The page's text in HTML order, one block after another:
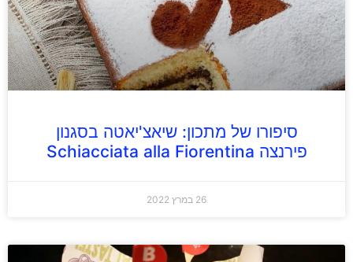
סיפורו של מתכון: שיאצ'יאטה בסגנון
פירנצה Schiacciata alla Fiorentina
26 במרץ 2022